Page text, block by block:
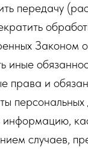
передачу
Законом
иные
права и
информацию,
случаев,